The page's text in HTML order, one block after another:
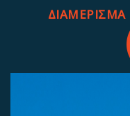
ΔΙΑΜΕΡΙΣΜΑ